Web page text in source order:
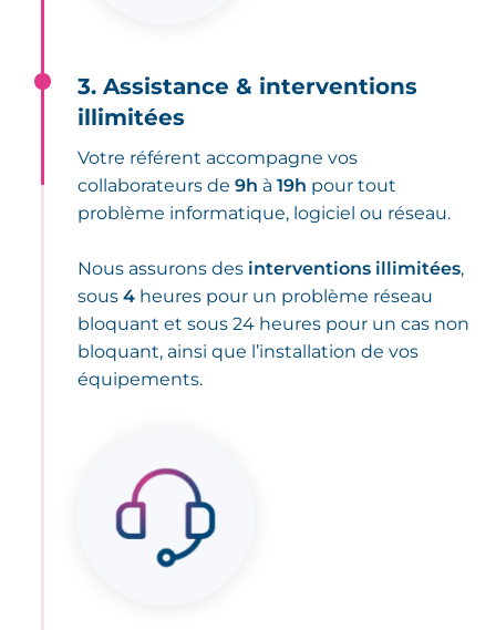
3. Assistance & interventions
illimitées
Votre référent accompagne vos
collaborateurs de9h à19h pour tout
problème informatique, logiciel ou réseau.
Nous assurons des interventions illimitées,
sous4 heures pour un problème réseau
bloquant et sous 24 heures pour un cas non
bloquant, ainsi que l’installation de vos
équipements.